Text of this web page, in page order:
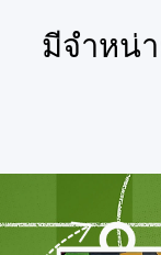
มีจำหน่า